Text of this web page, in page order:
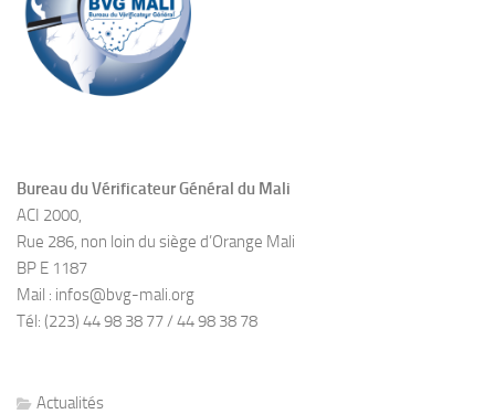
Bureau du Vérificateur Général du Mali
ACI 2000,
Rue 286, non loin du siège d’Orange Mali
BP E 1187
Mail : infos@bvg-mali.org
Tél: (223) 44 98 38 77 / 44 98 38 78
Actualités